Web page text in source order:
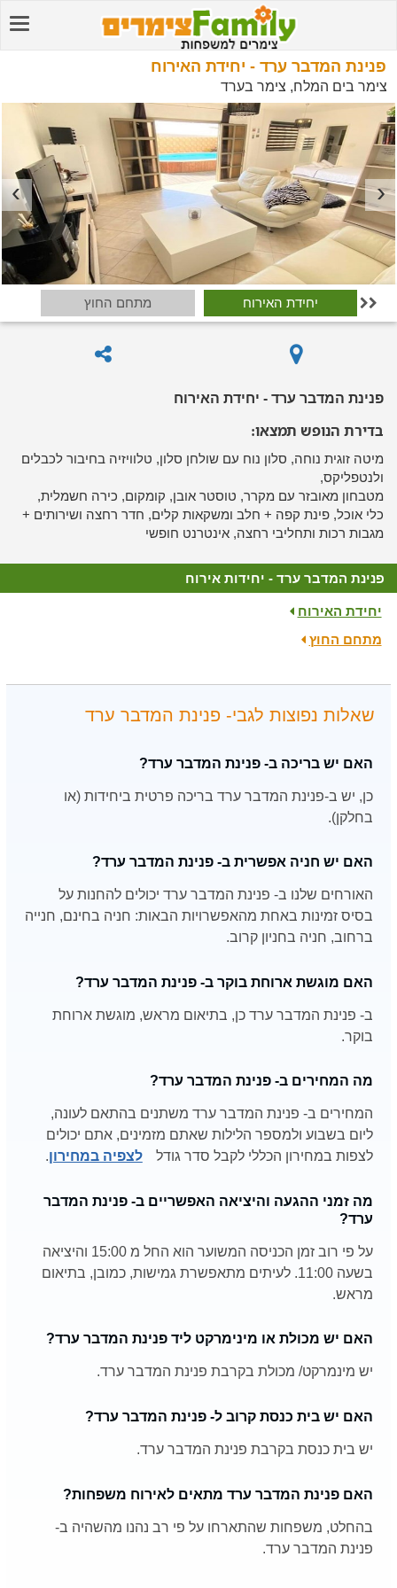
פנינת המדבר ערד - יחידת האירוח
צימר בים המלח, צימר בערד
יחידת האירוח מתחם החוץ 
פנינת המדבר ערד - יחידת האירוח
בדירת הנופש תמצאו:
מיטה זוגית נוחה, סלון נוח עם שולחן סלון, טלוויזיה בחיבור לכבלים
ולנטפליקס,
מטבחון מאובזר עם מקרר, טוסטר אובן, קומקום, כירה חשמלית,
כלי אוכל, פינת קפה + חלב ומשקאות קלים, חדר רחצה ושירותים +
מגבות רכות ותחליבי רחצה, אינטרנט חופשי
פנינת המדבר ערד - יחידות אירוח
יחידת האירוח
מתחם החוץ
שאלות נפוצות לגבי- פנינת המדבר ערד
האם יש בריכה ב- פנינת המדבר ערד?
כן, יש ב-פנינת המדבר ערד בריכה פרטית ביחידות (או
בחלקן).
האם יש חניה אפשרית ב- פנינת המדבר ערד?
האורחים שלנו ב- פנינת המדבר ערד יכולים להחנות על
בסיס זמינות באחת מהאפשרויות הבאות: חניה בחינם, חנייה
ברחוב, חניה בחניון קרוב.
האם מוגשת ארוחת בוקר ב- פנינת המדבר ערד?
ב- פנינת המדבר ערד כן, בתיאום מראש, מוגשת ארוחת
בוקר.
מה המחירים ב- פנינת המדבר ערד?
המחירים ב- פנינת המדבר ערד משתנים בהתאם לעונה,
ליום בשבוע ולמספר הלילות שאתם מזמינים, אתם יכולים
לצפות במחירון הכללי לקבל סדר גודל
לצפיה במחירון.
מה זמני ההגעה והיציאה האפשריים ב- פנינת המדבר
ערד?
על פי רוב זמן הכניסה המשוער הוא החל מ 15:00 והיציאה
בשעה 11:00. לעיתים מתאפשרת גמישות, כמובן, בתיאום
מראש.
האם יש מכולת או מינימרקט ליד פנינת המדבר ערד?
יש מינמרקט/ מכולת בקרבת פנינת המדבר ערד.
האם יש בית כנסת קרוב ל- פנינת המדבר ערד?
יש בית כנסת בקרבת פנינת המדבר ערד.
האם פנינת המדבר ערד מתאים לאירוח משפחות?
בהחלט, משפחות שהתארחו על פי רב נהנו מהשהיה ב-
פנינת המדבר ערד.